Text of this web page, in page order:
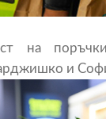
на
и